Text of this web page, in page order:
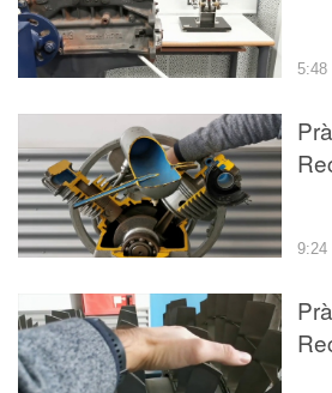
5:48
9:24